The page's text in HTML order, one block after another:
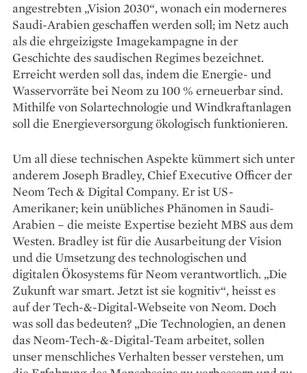
angestrebten „Vision 2030“, wonach ein moderneres
Saudi-Arabien geschaffen werden soll; im Netz auch
als die ehrgeizigste Image­kampagne in der
Geschichte des saudischen Regimes bezeichnet.
Erreicht werden soll das, indem die Energie- und
Wasservorräte bei Neom zu 100 % erneuerbar sind.
Mithilfe von Solar­technologie und Windkraftanlagen
soll die En­er­gieversorgung ökologisch funktionieren.
Um all diese technischen Aspekte kümmert sich unter
anderem Joseph Bradley, Chief Executive Officer der
Neom Tech & Digital Company. Er ist US-
Amerikaner; kein unübliches Phänomen in Saudi-
Arabien – die meiste Exper­tise bezieht MBS aus dem
Westen. Bradley ist für die Ausarbeitung der Vision
und die Umsetzung des technologischen und
digitalen Ökosystems für Neom verantwortlich. „Die
Zukunft war smart. Jetzt ist sie kognitiv“, heisst es
auf der Tech-&-Digital-Webseite von Neom. Doch
was soll das bedeuten? „Die Technologien, an denen
das Neom-Tech-&-Digital-Team arbeitet, sollen
unser menschliches Verhalten besser verstehen, um